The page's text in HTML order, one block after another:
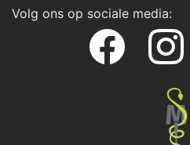
Volg ons op sociale media: